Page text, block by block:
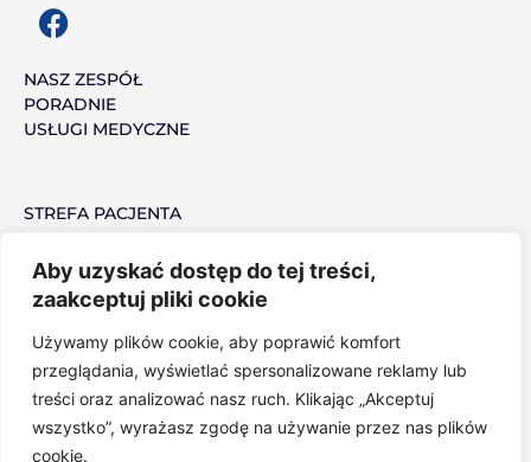
Aby uzyskać dostęp do tej treści,
zaakceptuj pliki cookie
Używamy plików cookie, aby poprawić komfort
przeglądania, wyświetlać spersonalizowane reklamy lub
treści oraz analizować nasz ruch. Klikając „Akceptuj
wszystko”, wyrażasz zgodę na używanie przez nas plików
cookie.
F
c
e
b
o
NASZ ZESPÓŁ
PORADNIE
USŁUGI MEDYCZNE
STREFA PACJENTA
PRACUJ Z NAMI
POLITYKA PRYWATNOŚCI
NARZĘDZIA OCHRONY PRYWATNOŚCI